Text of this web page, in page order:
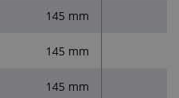
145 mm
145 mm
145 mm